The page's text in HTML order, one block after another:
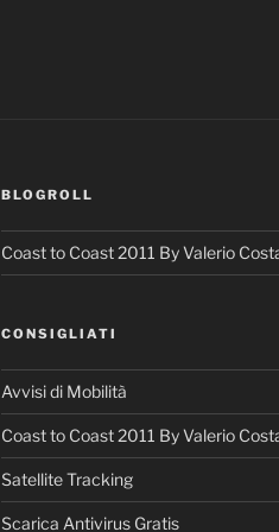
BLOGROLL
Coast to Coast 2011 By Valerio
CONSIGLIATI
Avvisi di Mobilità
Coast to Coast 2011 By Valerio
Satellite Tracking
Scarica Antivirus Gratis